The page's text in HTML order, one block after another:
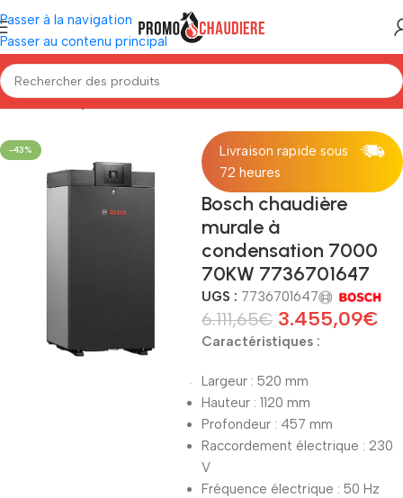
Passer à la navigation
Passer au contenu principal
murale gaz à condensation sans eau chaude sanitaire Bosch
-43%
Livraison rapide sous
72 heures
Bosch chaudière
murale à
condensation 7000
70KW 7736701647
UGS : 7736701647
6.111,65€ 3.455,09€
Caractéristiques :
Largeur : 520 mm
Hauteur : 1120 mm
Profondeur : 457 mm
Raccordement électrique : 230
V
Fréquence électrique : 50 Hz